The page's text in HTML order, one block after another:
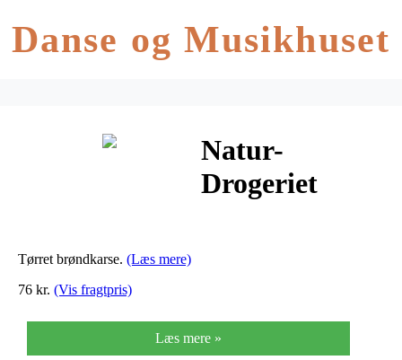
Danse og Musikhuset
Natur-
Drogeriet
Tørret brøndkarse. (Læs mere)
76 kr. (Vis fragtpris)
Læs mere »